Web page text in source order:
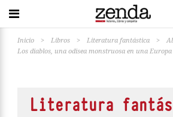
Inicio > Libros > Literatura fantástica >
Los diablos, una odisea monstruosa en una
Literatura